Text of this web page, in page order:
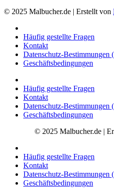
© 2025 Malbucher.de | Erstellt von
Häufig gestellte Fragen
Kontakt
Datenschutz-Bestimmungen
Geschäftsbedingungen
Häufig gestellte Fragen
Kontakt
Datenschutz-Bestimmungen
Geschäftsbedingungen
© 2025 Malbucher.de |
Häufig gestellte Fragen
Kontakt
Datenschutz-Bestimmungen
Geschäftsbedingungen